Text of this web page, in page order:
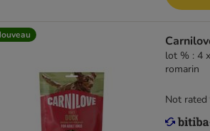
lot % : 4
romarin
Not rated